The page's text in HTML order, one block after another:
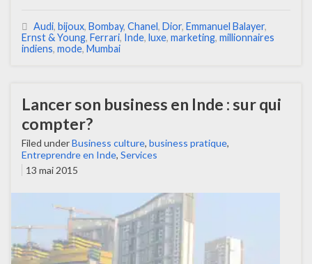
Audi, bijoux, Bombay, Chanel, Dior, Emmanuel Balayer,
Ernst & Young, Ferrari, Inde, luxe, marketing, millionnaires
indiens, mode, Mumbai
Lancer son business en Inde : sur qui
compter?
Filed underBusiness culture, business pratique,
Entreprendre en Inde, Services
13 mai 2015